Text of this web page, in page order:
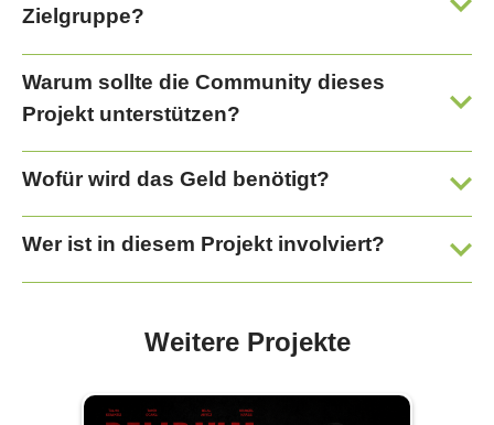
Zielgruppe?
Warum sollte die Community dieses
Projekt unterstützen?
Wofür wird das Geld benötigt?
Wer ist in diesem Projekt involviert?
Weitere Projekte